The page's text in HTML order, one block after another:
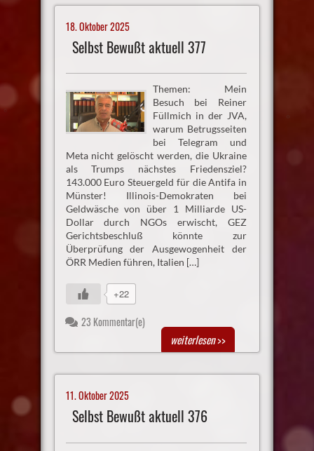
18. Oktober 2025
Selbst Bewußt aktuell 377
Themen: Mein
Besuch bei Reiner
Füllmich in der JVA,
warum Betrugsseiten
bei Telegram und
Meta nicht gelöscht werden, die Ukraine
als Trumps nächstes Friedensziel?
143.000 Euro Steuergeld für die Antifa in
Münster! Illinois-Demokraten bei
Geldwäsche von über 1 Milliarde US-
Dollar durch NGOs erwischt, GEZ
Gerichtsbeschluß könnte zur
Überprüfung der Ausgewogenheit der
ÖRR Medien führen, Italien […]
+22
23 Kommentar(e)
weiterlesen>>
11. Oktober 2025
Selbst Bewußt aktuell 376